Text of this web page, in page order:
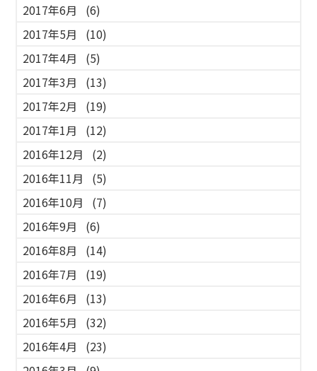
2017年6月
(6)
2017年5月
(10)
2017年4月
(5)
2017年3月
(13)
2017年2月
(19)
2017年1月
(12)
2016年12月
(2)
2016年11月
(5)
2016年10月
(7)
2016年9月
(6)
2016年8月
(14)
2016年7月
(19)
2016年6月
(13)
2016年5月
(32)
2016年4月
(23)